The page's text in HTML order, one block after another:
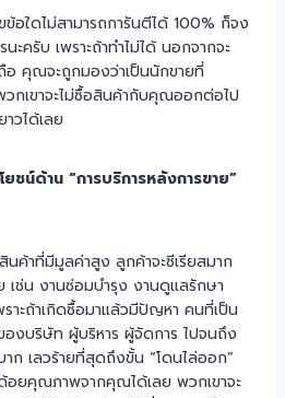
อใดไม่สามารถการันตีได้ 100% ก็จง
ครับ เพราะถ้าทำไม่ได้ นอกจากจะ
อ คุณจะถูกมองว่าเป็นนักขายที่
เขาจะไม่ซื้อสินค้ากับคุณออกต่อไป
าวได้เลย
ยชน์ด้าน “การบริการหลังการขาย”
นค้าที่มีมูลค่าสูง ลูกค้าจะซีเรียสมาก
เช่น งานซ่อมบำรุง งานดูแลรักษา
าะถ้าเกิดซื้อมาแล้วมีปัญหา คนที่เป็น
องบริษัท ผู้บริหาร ผู้จัดการ ไปจนถึง
เลวร้ายที่สุดถึงขั้น “โดนไล่ออก”
อยคุณภาพจากคุณได้เลย พวกเขาจะ